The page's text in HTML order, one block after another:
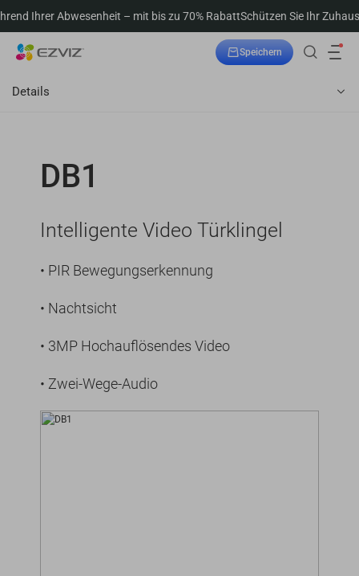
Abwesenheit – mit bis zu 70% RabattSchützen Sie Ihr Zuhause
Speichern
Details
DB1
Intelligente Video Türklingel
• PIR Bewegungserkennung
• Nachtsicht
• 3MP Hochauflösendes Video
• Zwei-Wege-Audio